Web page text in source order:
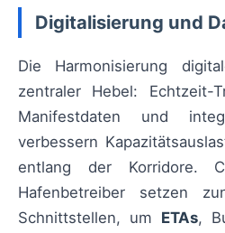
Digitalisierung und
Die Harmonisierung
zentraler Hebel: Echtzeit-
Manifestdaten und
verbessern
entlang der Korridore.
Hafenbetreiber setzen
Schnittstellen, um ETAs,